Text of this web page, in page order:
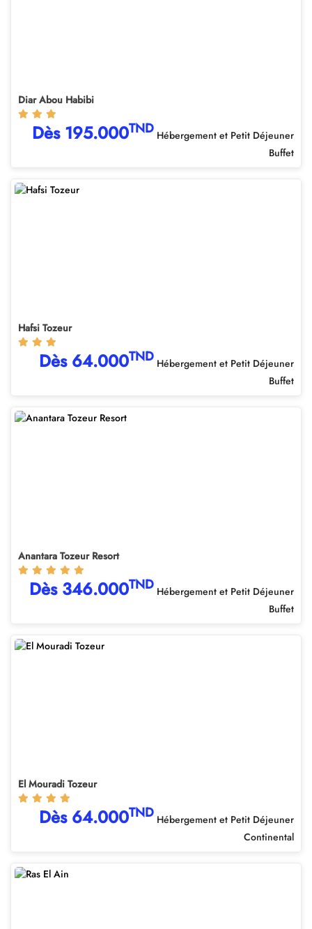
Diar Abou Habibi
Dès 195.000TND Hébergement et Petit Déjeuner
Buffet
Hafsi Tozeur
Dès 64.000TND Hébergement et Petit Déjeuner
Buffet
Anantara Tozeur Resort
Dès 346.000TND Hébergement et Petit Déjeuner
Buffet
El Mouradi Tozeur
Dès 64.000TND Hébergement et Petit Déjeuner
Continental